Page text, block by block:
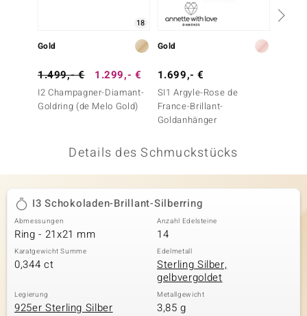
BY DE MELO
Classics
18
Gold
1.499,- € 1.299,- €
I2 Champagner-Diamant-
Goldring (de Melo Gold)
Gold
1.699,- €
SI1 Argyle-Rose de
France-Brillant-
Goldanhänger
Details des Schmuckstücks
I3 Schokoladen-Brillant-Silberring
Abmessungen
Ring - 21x21 mm
Anzahl Edelsteine
14
Karatgewicht Summe
0,344 ct
Edelmetall
Sterling Silber,
gelbvergoldet
Legierung
925er Sterling Silber
Metallgewicht
3,85 g